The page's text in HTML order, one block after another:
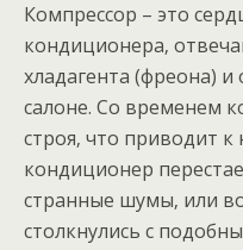
Компрессор – это
кондиционера‚
хладагента (фреона)
салоне. Со временем
строя‚ что приводит
кондиционер
странные шумы‚ или
столкнулись с